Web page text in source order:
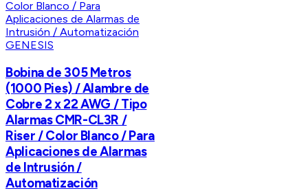
GENESIS
Bobina de 305 Metros
(1000 Pies) / Alambre de
Cobre 2 x 22 AWG / Tipo
Alarmas CMR-CL3R /
Riser / Color Blanco / Para
Aplicaciones de Alarmas
de Intrusión /
Automatización